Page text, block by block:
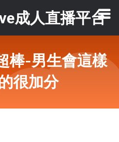
成人直播平台
棒-男生會這樣
很加分